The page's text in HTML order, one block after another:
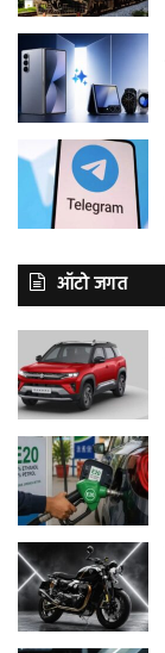
ऑटो जगत